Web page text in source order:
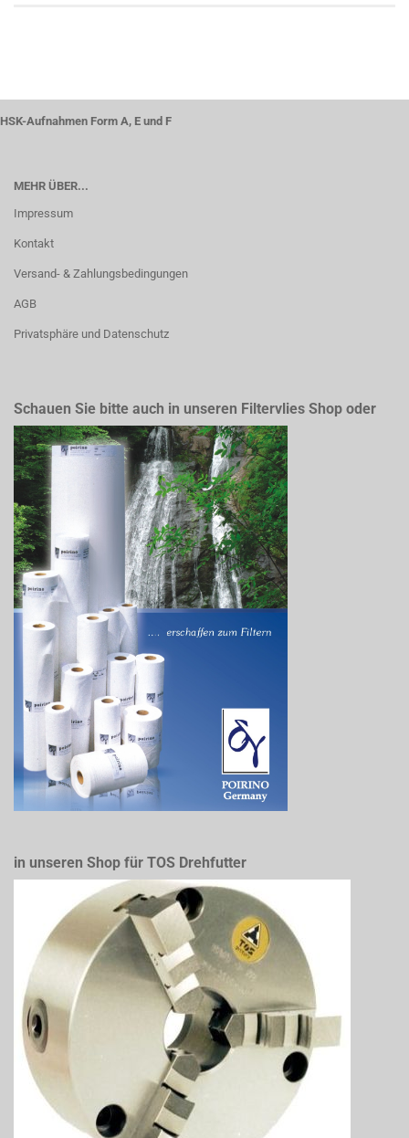
HSK-Aufnahmen Form A, E und F
MEHR ÜBER...
Impressum
Kontakt
Versand- & Zahlungsbedingungen
AGB
Privatsphäre und Datenschutz
Schauen Sie bitte auch in unseren Filtervlies Shop oder
in unseren Shop für TOS Drehfutter